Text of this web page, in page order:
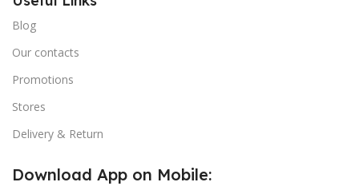
Blog
Our contacts
Promotions
Stores
Delivery & Return
Download App on Mobile: